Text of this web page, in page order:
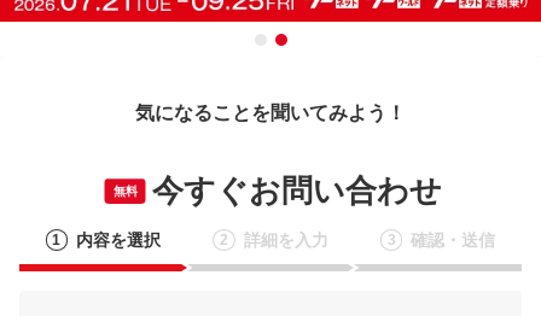
気になることを聞いてみよう！
無料 今すぐお問い合わせ
1 内容を選択 2 詳細を入力 3 確認・送信